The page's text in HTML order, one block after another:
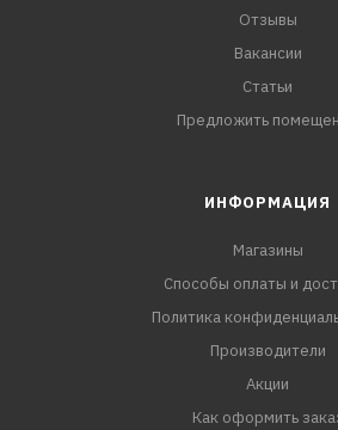
Отзывы
Вакансии
Статьи
Предложить
ИНФОРМАЦИЯ
Магазины
Способы оплаты и
Политика
Производители
Акции
Как оформить